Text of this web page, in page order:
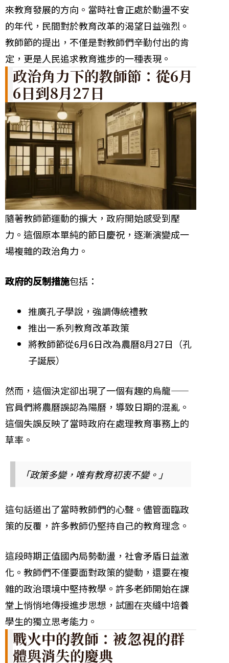
來教育發展的方向。當時社會正處於動盪不安
的年代，民間對於教育改革的渴望日益強烈。
教師節的提出，不僅是對教師們辛勤付出的肯
定，更是人民追求教育進步的一種表現。
政治角力下的教師節：從6月
6日到8月27日
隨著教師節運動的擴大，政府開始感受到壓
力。這個原本單純的節日慶祝，逐漸演變成一
場複雜的政治角力。
政府的反制措施包括：
推廣孔子學說，強調傳統禮教
推出一系列教育改革政策
將教師節從6月6日改為農曆8月27日（孔
子誕辰）
然而，這個決定卻出現了一個有趣的烏龍——
官員們將農曆誤認為陽曆，導致日期的混亂。
這個失誤反映了當時政府在處理教育事務上的
草率。
「政策多變，唯有教育初衷不變。」
這句話道出了當時教師們的心聲。儘管面臨政
策的反覆，許多教師仍堅持自己的教育理念。
這段時期正值國內局勢動盪，社會矛盾日益激
化。教師們不僅要面對政策的變動，還要在複
雜的政治環境中堅持教學。許多老師開始在課
堂上悄悄地傳授進步思想，試圖在夾縫中培養
學生的獨立思考能力。
戰火中的教師：被忽視的群
體與消失的慶典